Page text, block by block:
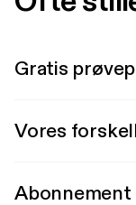
Gratis
Vores